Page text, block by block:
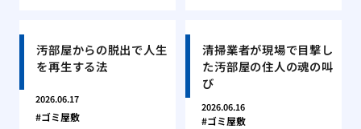
汚部屋からの脱出で人生
を再生する法
2026.06.17
ゴミ屋敷
清掃業者が現場で目撃し
た汚部屋の住人の魂の叫
び
2026.06.16
ゴミ屋敷